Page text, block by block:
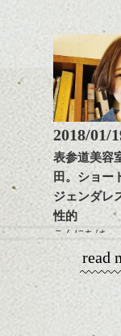
ワックスと
ム等の質感を
いものを全体
ながら
整えるだけで
ンジの事等
是非なんでも
下さい。
お待ちしてお
いね。
今後の更新も
に！
2018/01/
表参道美容
田。ショー
ジェンダレ
性的
こんにちは。
春に向けて！
ね、髪型の事
read